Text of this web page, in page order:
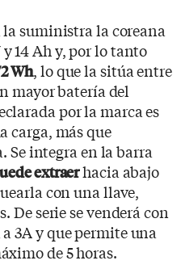
suministra la coreana
14 Ah y, por lo tanto
Wh, lo que la sitúa entre
mayor batería del
por la marca es
carga, más que
Se integra en la barra
extraerhacia abajo
con una llave,
De serie se venderá con
3A y que permite una
de 5 horas.